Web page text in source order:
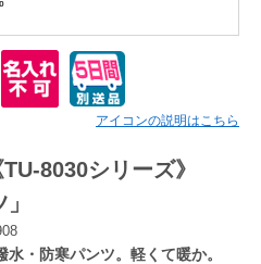
アイコンの説明はこちら
8030シリーズ》
・防寒パンツ。軽くて暖か。